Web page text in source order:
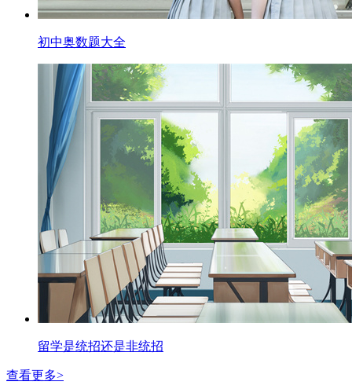
初中奥数题大全
留学是统招还是非统招
查看更多>